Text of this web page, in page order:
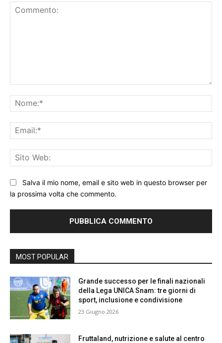
Salva il mio nome, email e sito web in questo browser per
la prossima volta che commento.
MOST POPULAR
Grande successo per le finali nazionali
della Lega UNICA Snam: tre giorni di
sport, inclusione e condivisione
23 Giugno 2026
Fruttaland, nutrizione e salute al centro